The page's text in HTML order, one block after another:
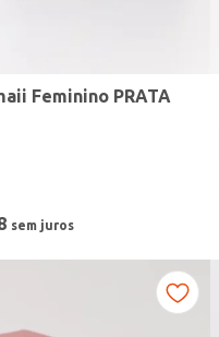
Feminino PRATA